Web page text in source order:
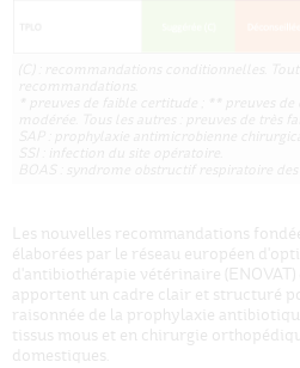
Les nouvelles recommandations
élaborées par le réseau européen
d'antibiothérapie vétérinaire (ENOVAT)
apportent un cadre clair et structuré
raisonnée de la prophylaxie
tissus mous et en chirurgie
domestiques.